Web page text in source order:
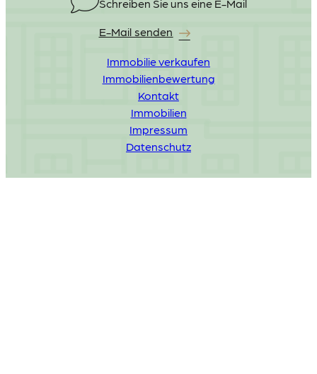
Schreiben Sie uns eine E-Mail
E-Mail senden
Immobilie verkaufen
Immobilienbewertung
Kontakt
Immobilien
Impressum
Datenschutz